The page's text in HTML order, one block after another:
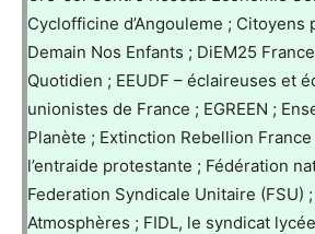
Cyclofficine d’Angouleme ; Citoyens
Demain Nos Enfants ; DiEM25
Quotidien ; EEUDF – éclaireuses et
unionistes de France ; EGREEN ;
Planète ; Extinction Rebellion
l’entraide protestante ; Fédération
Federation Syndicale Unitaire (FSU)
Atmosphères ; FIDL, le syndicat